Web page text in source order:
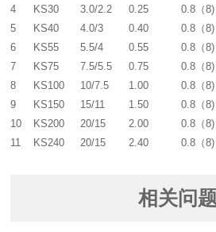
4
KS30 3.0/2.2 0.25 0.8（8)
5
KS40 4.0/3 0.40 0.8（8)
6
KS55 5.5/4 0.55 0.8（8)
7
KS75 7.5/5.5 0.75 0.8（8)
8
KS100 10/7.5 1.00 0.8（8)
9
KS150 15/11 1.50 0.8（8)
10
KS200 20/15 2.00 0.8（8)
11
KS240 20/15 2.40 0.8（8)
相关问